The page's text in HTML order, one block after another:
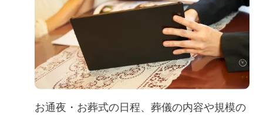
お通夜・お葬式の日程、葬儀の内容や規模の